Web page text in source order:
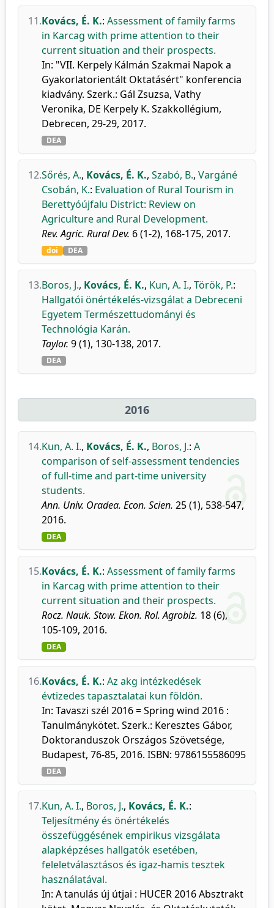
11.Kovács, É. K.: Assessment of family farms
in Karcag with prime attention to their
current situation and their prospects.
In: "VII. Kerpely Kálmán Szakmai Napok a
Gyakorlatorientált Oktatásért" konferencia
kiadvány. Szerk.: Gál Zsuzsa, Vathy
Veronika, DE Kerpely K. Szakkollégium,
Debrecen, 29-29, 2017.
DEA
12.Sőrés, A., Kovács, É. K., Szabó, B., Vargáné
Csobán, K.: Evaluation of Rural Tourism in
Berettyóújfalu District: Review on
Agriculture and Rural Development.
Rev. Agric. Rural Dev. 6 (1-2), 168-175, 2017.
doi DEA
13.Boros, J., Kovács, É. K., Kun, A. I., Török, P.:
Hallgatói önértékelés-vizsgálat a Debreceni
Egyetem Természettudományi és
Technológia Karán.
Taylor. 9 (1), 130-138, 2017.
DEA
2016
14.Kun, A. I., Kovács, É. K., Boros, J.: A
comparison of self-assessment tendencies
of full-time and part-time university
students.
Ann. Univ. Oradea. Econ. Scien. 25 (1), 538-547,
2016.
DEA
15.Kovács, É. K.: Assessment of family farms
in Karcag with prime attention to their
current situation and their prospects.
Rocz. Nauk. Stow. Ekon. Rol. Agrobiz. 18 (6),
105-109, 2016.
DEA
16.Kovács, É. K.: Az akg intézkedések
évtizedes tapasztalatai kun földön.
In: Tavaszi szél 2016 = Spring wind 2016 :
Tanulmánykötet. Szerk.: Keresztes Gábor,
Doktoranduszok Országos Szövetsége,
Budapest, 76-85, 2016. ISBN: 9786155586095
DEA
17.Kun, A. I., Boros, J., Kovács, É. K.:
Teljesítmény és önértékelés
összefüggésének empirikus vizsgálata
alapképzéses hallgatók esetében,
feleletválasztásos és igaz-hamis tesztek
használatával.
In: A tanulás új útjai : HUCER 2016 Absztrakt